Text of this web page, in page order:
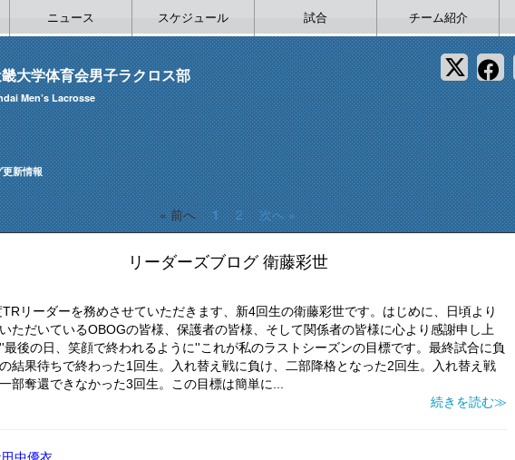
ニュース スケジュール 試合 チーム紹介
大学体育会男子ラクロス部
Men’s Lacrosse
更新情報
« 前へ 1 2 次へ »
リーダーズブログ 衛藤彩世
リーダーを務めさせていただきます、新4回生の衛藤彩世です。はじめに、日頃より
ただいているOBOGの皆様、保護者の皆様、そして関係者の皆様に心より感謝申し上
最後の日、笑顔で終われるように''これが私のラストシーズンの目標です。最終試合に負
結果待ちで終わった1回生。入れ替え戦に負け、二部降格となった2回生。入れ替え戦
部奪還できなかった3回生。この目標は簡単に...
続きを読む≫